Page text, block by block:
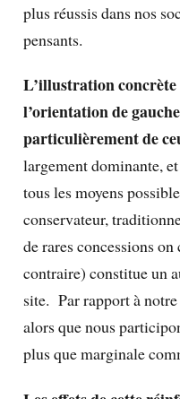
plus réussis dans nos
pensants.
L’illustration
l’orientation de
particulièrement de
largement dominante,
tous les moyens
conservateur,
de rares concessions
contraire) constitue un
site. Par rapport à
alors que nous
plus que marginale